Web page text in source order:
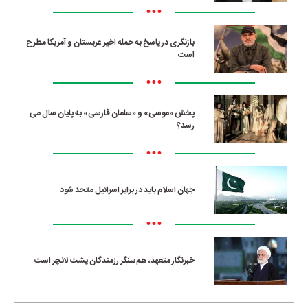
•••
بازنگری در پاسخ به حمله اخیر عربستان و آمریکا مطرح
است
•••
پخش «موسی» و «سلمان فارسی» به پایان سال می
رسد؟
•••
جهان اسلام باید در برابر اسرائیل متحد شود
•••
خبرنگار متعهد، هم‌سنگر رزمندگان پشت لانچر است